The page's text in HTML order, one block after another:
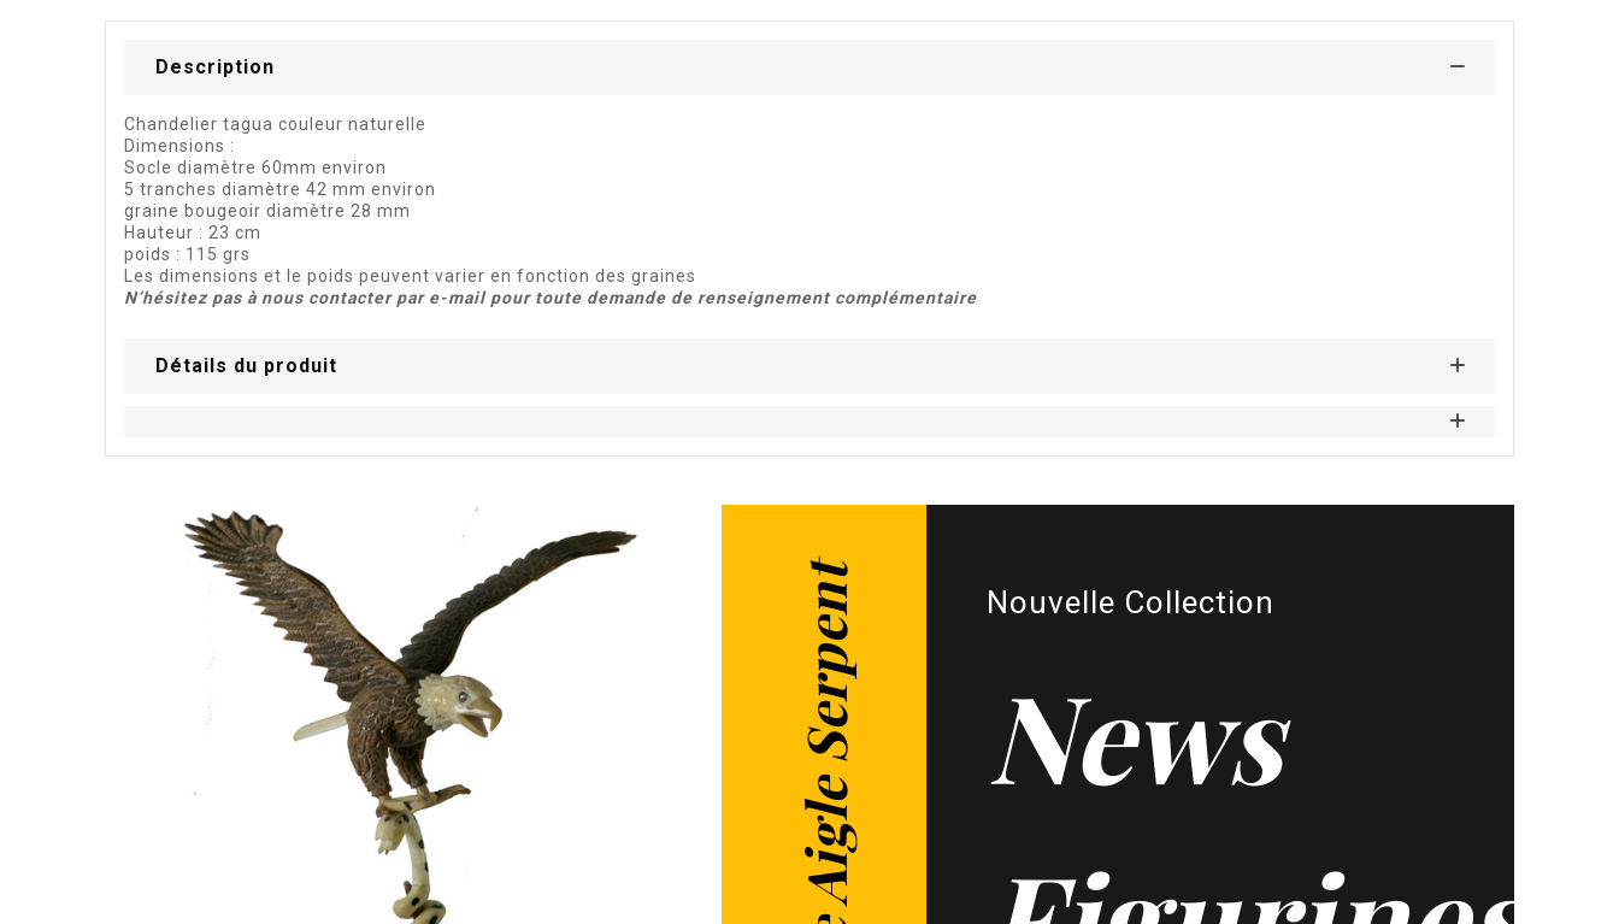
Description
Chandelier tagua couleur naturelle
Dimensions :
Socle diamètre 60mm environ
5 tranches diamètre 42 mm environ
graine bougeoir diamètre 28 mm
Hauteur : 23 cm
poids : 115 grs
Les dimensions et le poids peuvent varier en fonction des graines
N’hésitez pas à nous contacter par e-mail pour toute demande de renseignement complémentaire
Détails du produit
Nouvelle Collection
News